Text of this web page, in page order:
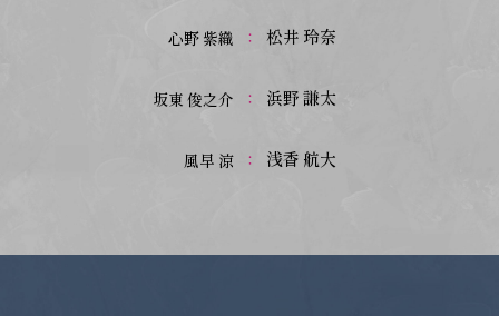
心野 紫織 松井 玲奈
坂東 俊之介 浜野 謙太
風早 涼 浅香 航大